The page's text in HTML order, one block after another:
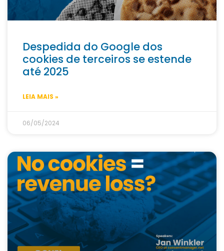
Despedida do Google dos
cookies de terceiros se estende
até 2025
LEIA MAIS »
06/05/2024